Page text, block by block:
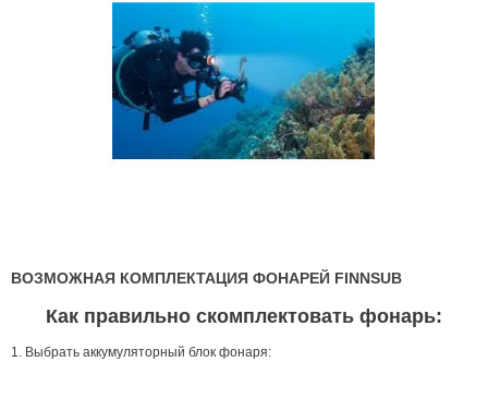
ВОЗМОЖНАЯ КОМПЛЕКТАЦИЯ ФОНАРЕЙ FINNSUB
Как правильно скомплектовать фонарь:
1. Выбрать аккумуляторный блок фонаря: